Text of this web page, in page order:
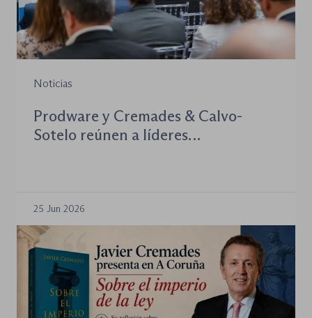
Noticias
Prodware y Cremades & Calvo-
Sotelo reúnen a líderes
nuevo orden mundial
25 Jun 2026